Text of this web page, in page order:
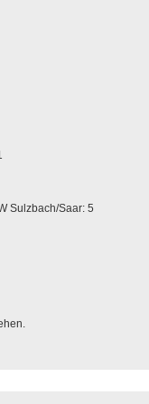
Sulzbach/Saar: 5